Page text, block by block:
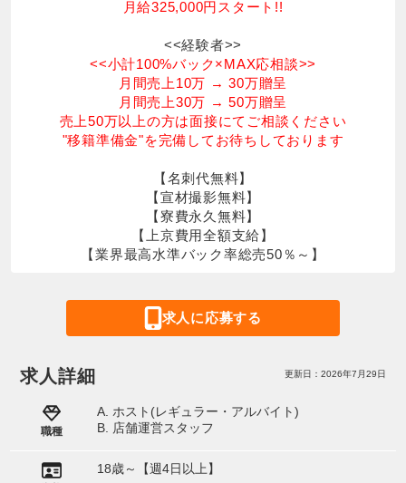
月給325,000円スタート!!
<<経験者>>
<<小計100%バック×MAX応相談>>
月間売上10万 → 30万贈呈
月間売上30万 → 50万贈呈
売上50万以上の方は面接にてご相談ください
"移籍準備金"を完備してお待ちしております
【名刺代無料】
【宣材撮影無料】
【寮費永久無料】
【上京費用全額支給】
【業界最高水準バック率総売50％～】
求人に応募する
求人詳細 更新日：2026年7月29日
職種
A. ホスト(レギュラー・アルバイト)
B. 店舗運営スタッフ
18歳～【週4日以上】